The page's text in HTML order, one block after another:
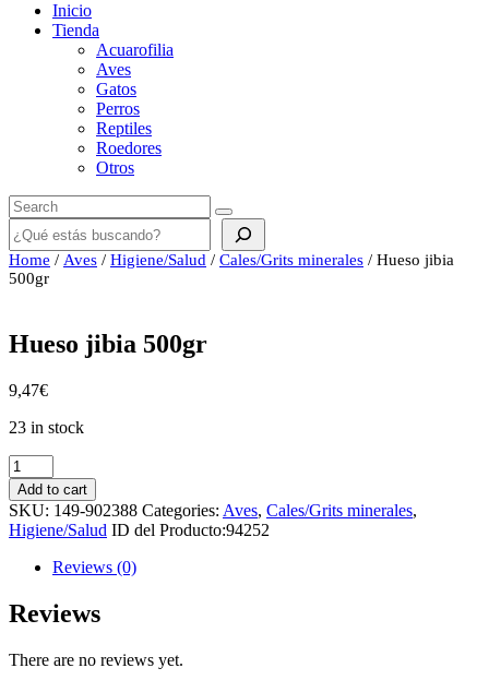
Inicio
Tienda
Acuarofilia
Aves
Gatos
Perros
Reptiles
Roedores
Otros
Buscar
Home / Aves / Higiene/Salud / Cales/Grits minerales / Hueso jibia
500gr
Hueso jibia 500gr
9,47€
23 in stock
Hueso
jibia
500gr
quantity
Add to cart
SKU: 149-902388 Categories: Aves, Cales/Grits minerales,
Higiene/Salud ID del Producto:94252
Reviews (0)
Reviews
There are no reviews yet.